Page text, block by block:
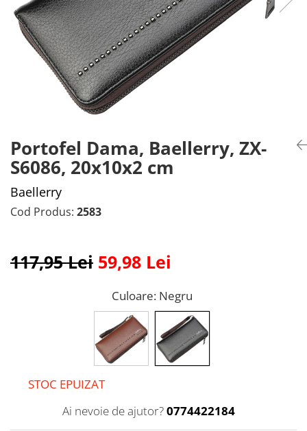
Portofel Dama, Baellerry, ZX-
S6086, 20x10x2 cm
Baellerry
Cod Produs: 2583
117,95 Lei 59,98 Lei
Culoare: Negru
STOC EPUIZAT
Ai nevoie de ajutor?0774422184